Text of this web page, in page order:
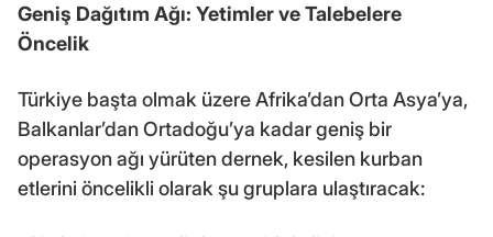
Geniş Dağıtım Ağı: Yetimler ve Talebelere
Öncelik
Türkiye başta olmak üzere Afrika’dan Orta Asya’ya,
Balkanlar’dan Ortadoğu’ya kadar geniş bir
operasyon ağı yürüten dernek, kesilen kurban
etlerini öncelikli olarak şu gruplara ulaştıracak: